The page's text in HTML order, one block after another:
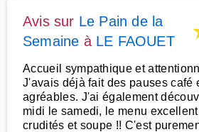
Avis sur Le Pain de la
Semaine à LE FAOUET
Accueil sympathique et
J'avais déjà fait des pauses café
agréables. J'ai également
midi le samedi, le menu
crudités et soupe !! C'est